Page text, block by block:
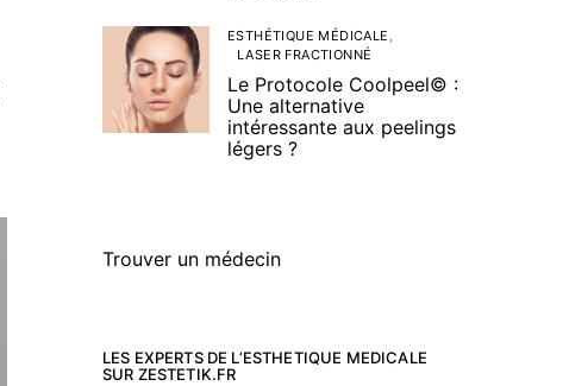
ESTHÉTIQUE MÉDICALE
LASER FRACTIONNÉ
Le Protocole Coolpeel© :
Une alternative
intéressante aux peelings
légers ?
Trouver un médecin
LES EXPERTS DE L’ESTHETIQUE MEDICALE
SUR ZESTETIK.FR